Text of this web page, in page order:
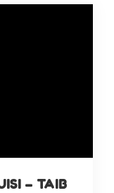
– TAIB